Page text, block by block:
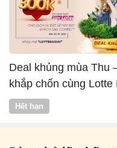
Deal khủng mùa Thu
khắp chốn cùng Lotte
Vntrip
Hết hạn